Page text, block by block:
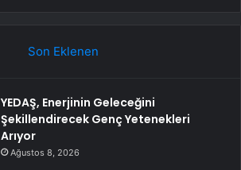
Son Eklenen
YEDAŞ, Enerjinin Geleceğini
Şekillendirecek Genç Yetenekleri
Arıyor
Ağustos 8, 2026